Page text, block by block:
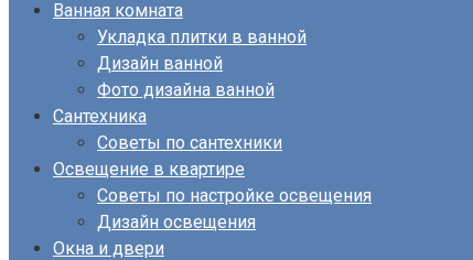
Ванная комната
Укладка плитки в ванной
Дизайн ванной
Фото дизайна ванной
Сантехника
Советы по сантехники
Освещение в квартире
Советы по настройке освещения
Дизайн освещения
Окна и двери